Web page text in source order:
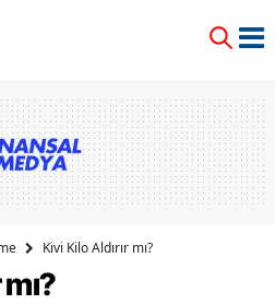
Kivi Kilo Aldırır mı?